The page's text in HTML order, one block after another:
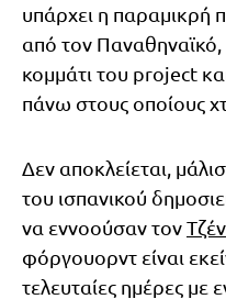
υπάρχει η παραμικρή
από τον Παναθηναϊκό,
κομμάτι του project
πάνω στους οποίους
Δεν αποκλείεται,
του ισπανικού
να εννοούσαν τον
φόργουορντ είναι
τελευταίες ημέρες με